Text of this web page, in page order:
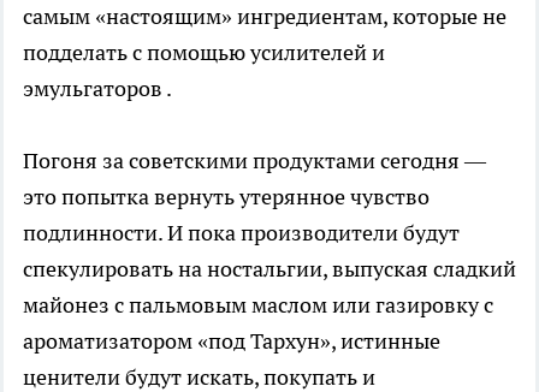
самым «настоящим» ингредиентам, которые не
подделать с помощью усилителей и
эмульгаторов .
Погоня за советскими продуктами сегодня —
это попытка вернуть утерянное чувство
подлинности. И пока производители будут
спекулировать на ностальгии, выпуская сладкий
майонез с пальмовым маслом или газировку с
ароматизатором «под Тархун», истинные
ценители будут искать, покупать и